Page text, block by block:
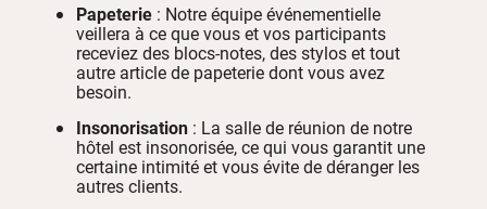
Papeterie : Notre équipe événementielle
veillera à ce que vous et vos participants
receviez des blocs-notes, des stylos et tout
autre article de papeterie dont vous avez
besoin.
Insonorisation : La salle de réunion de notre
hôtel est insonorisée, ce qui vous garantit une
certaine intimité et vous évite de déranger les
autres clients.